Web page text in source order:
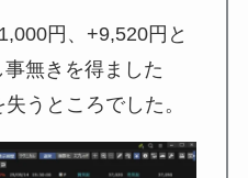
円、+9,520円と
無きを得ました
うところでした。